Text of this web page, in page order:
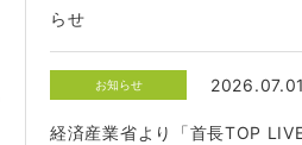
らせ
お知らせ 2026.07.01
経済産業省より「首長TOP